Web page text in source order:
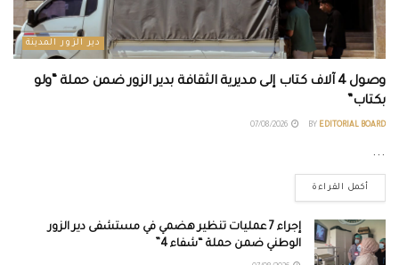
دير الزور المدينة
وصول 4 آلاف كتاب إلى مديرية الثقافة بدير الزور ضمن حملة “ولو
بكتاب”
BY EDITORIAL BOARD
...
أكمل القراءة
إجراء 7 عمليات تنظير هضمي في مستشفى دير الزور
الوطني ضمن حملة “شفاء 4”